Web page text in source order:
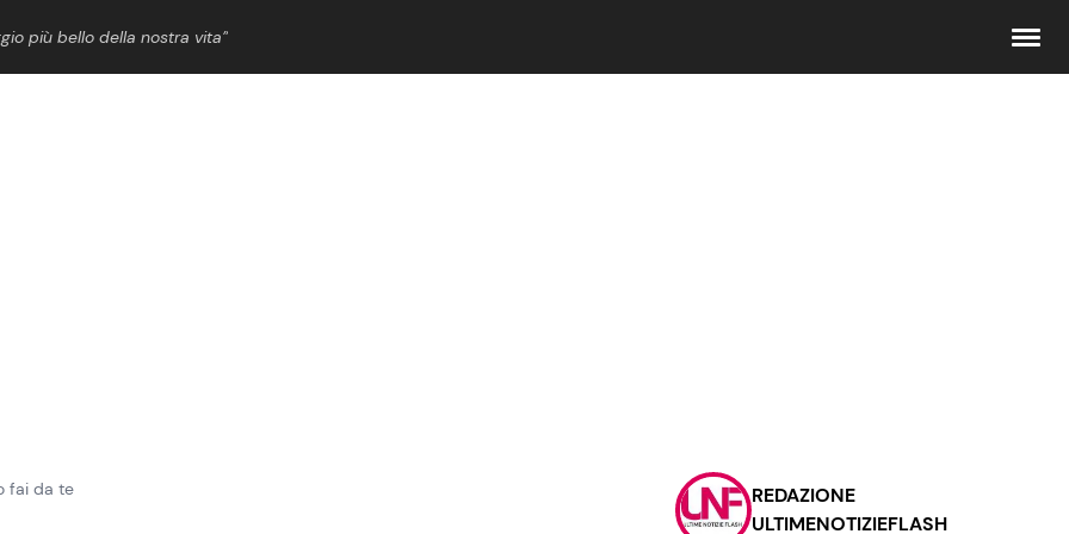
più bello della nostra vita”
Contattaci
Pubblicità
fai da te
REDAZIONE
ULTIMENOTIZIEFLASH